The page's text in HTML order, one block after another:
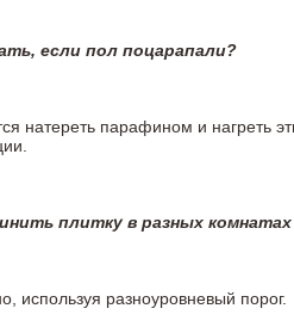
если пол поцарапали?
натереть парафином и нагреть
плитку в разных
используя разноуровневый порог.